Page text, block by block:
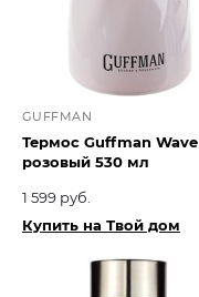
GUFFMAN
Термос Guffman Wave
розовый 530 мл
1 599 руб.
Купить на Твой дом